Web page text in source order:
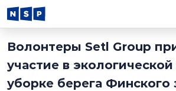
Волонтеры Setl Group
участие в
уборке берега Финского